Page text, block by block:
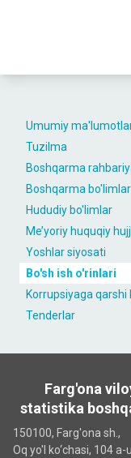
Umumiy
Tuzilma
Boshqarma
Boshqarma
Hududiy bo'limlar
Me’yoriy huquqiy
Yoshlar siyosati
Bo'sh ish o'rinlari
Korrupsiyaga
Tenderlar
Farg'ona
statistika
150100, Farg'ona sh.,
Oq yo'l ko‘chаsi, 104 a-